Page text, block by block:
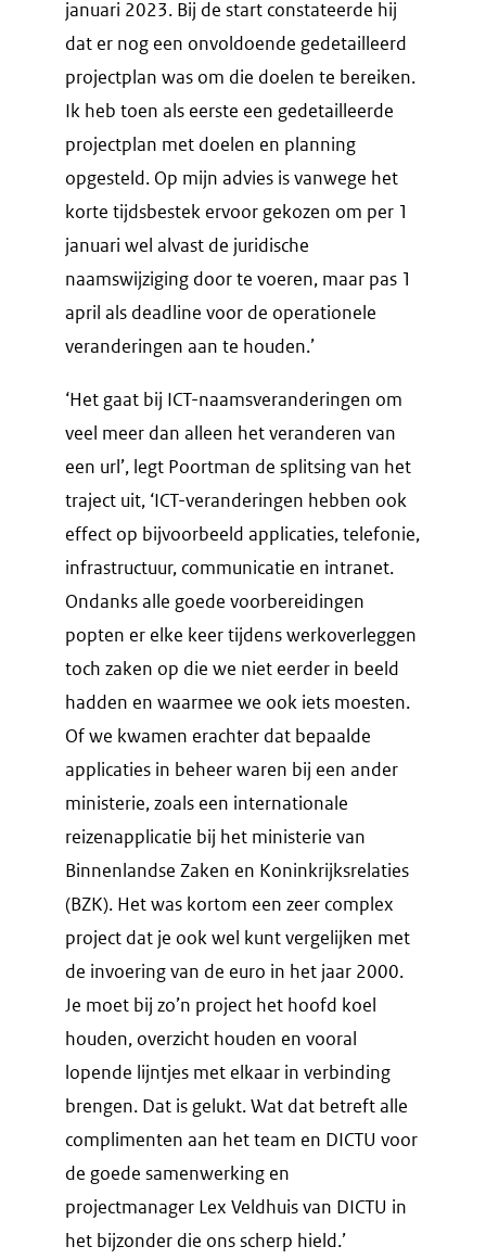
januari 2023. Bij de start constateerde hij
dat er nog een onvoldoende gedetailleerd
projectplan was om die doelen te bereiken.
Ik heb toen als eerste een gedetailleerde
projectplan met doelen en planning
opgesteld. Op mijn advies is vanwege het
korte tijdsbestek ervoor gekozen om per 1
januari wel alvast de juridische
naamswijziging door te voeren, maar pas 1
april als deadline voor de operationele
veranderingen aan te houden.’
‘Het gaat bij ICT-naamsveranderingen om
veel meer dan alleen het veranderen van
een url’, legt Poortman de splitsing van het
traject uit, ‘ICT-veranderingen hebben ook
effect op bijvoorbeeld applicaties, telefonie,
infrastructuur, communicatie en intranet.
Ondanks alle goede voorbereidingen
popten er elke keer tijdens werkoverleggen
toch zaken op die we niet eerder in beeld
hadden en waarmee we ook iets moesten.
Of we kwamen erachter dat bepaalde
applicaties in beheer waren bij een ander
ministerie, zoals een internationale
reizenapplicatie bij het ministerie van
Binnenlandse Zaken en Koninkrijksrelaties
(BZK). Het was kortom een zeer complex
project dat je ook wel kunt vergelijken met
de invoering van de euro in het jaar 2000.
Je moet bij zo’n project het hoofd koel
houden, overzicht houden en vooral
lopende lijntjes met elkaar in verbinding
brengen. Dat is gelukt. Wat dat betreft alle
complimenten aan het team en DICTU voor
de goede samenwerking en
projectmanager Lex Veldhuis van DICTU in
het bijzonder die ons scherp hield.’